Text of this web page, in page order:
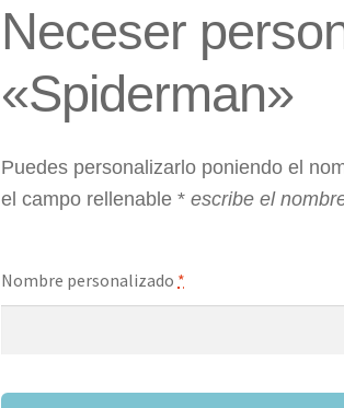
Neceser
«Spiderman»
Puedes personalizarlo poniendo el
el campo rellenable * escribe el
Nombre personalizado *